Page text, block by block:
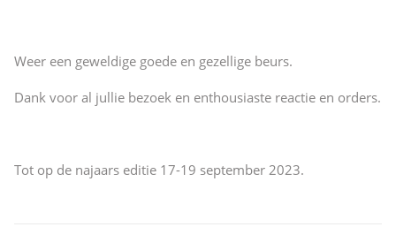
Weer een geweldige goede en gezellige beurs.
Dank voor al jullie bezoek en enthousiaste reactie en orders.
Tot op de najaars editie 17-19 september 2023.